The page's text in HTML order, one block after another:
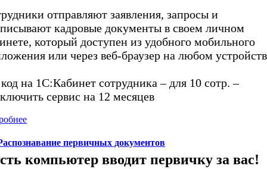
отправляют заявления, запросы и
кадровые документы в своем личном
который доступен из удобного мобильного
или через веб-браузер на любом
на 1С:Кабинет сотрудника – для 10 сотр. –
сервис на 12 месяцев
первичных документов
компьютер вводит первичку за вас!